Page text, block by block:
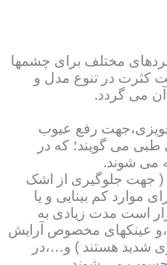
مختلف برای چشمها
کثرت در تنوع مدل و
آن می گردد.
رفع عیوب
طبی می گویند؛ که در
می شوند.
( جهت جلوگیری از اشک
موارد کم بینایی و یا
است مدت زیادی به
عینکهای مخصوص آرایش
شدید هستند ) و…،در